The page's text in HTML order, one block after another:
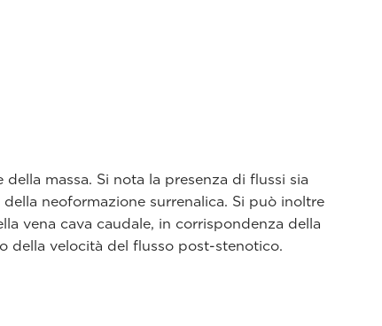
massa. Si nota la presenza di flussi sia
neoformazione surrenalica. Si può inoltre
vena cava caudale, in corrispondenza della
della velocità del flusso post-stenotico.